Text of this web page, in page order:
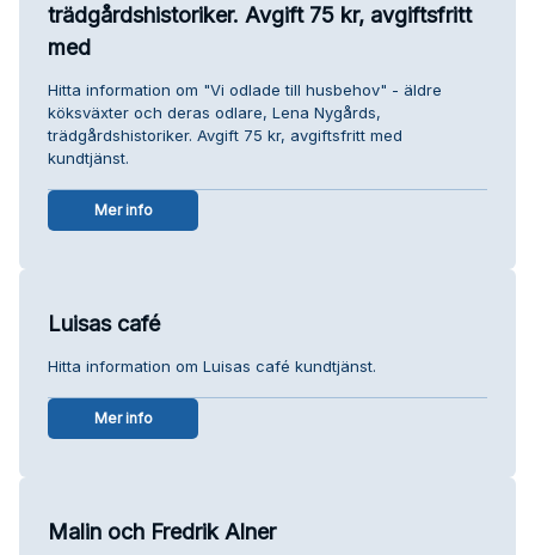
trädgårdshistoriker. Avgift 75 kr, avgiftsfritt
med
Hitta information om "Vi odlade till husbehov" - äldre
köksväxter och deras odlare, Lena Nygårds,
trädgårdshistoriker. Avgift 75 kr, avgiftsfritt med
kundtjänst.
Mer info
Luisas café
Hitta information om Luisas café kundtjänst.
Mer info
Malin och Fredrik Alner